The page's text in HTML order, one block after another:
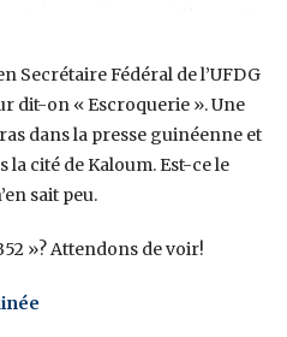
Secrétaire Fédéral de l’UFDG
dit-on « Escroquerie ». Une
dans la presse guinéenne et
la cité de Kaloum. Est-ce le
sait peu.
»? Attendons de voir!